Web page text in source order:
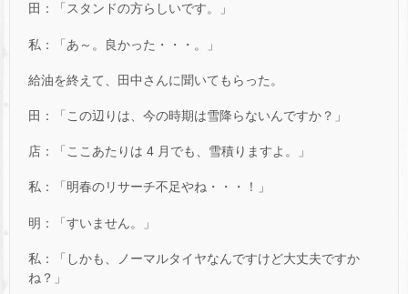
田：「スタンドの方らしいです。」
私：「あ～。良かった・・・。」
給油を終えて、田中さんに聞いてもらった。
田：「この辺りは、今の時期は雪降らないんですか？」
店：「ここあたりは 4 月でも、雪積りますよ。」
私：「明春のリサーチ不足やね・・・！」
明：「すいません。」
私：「しかも、ノーマルタイヤなんですけど大丈夫ですか
ね？」